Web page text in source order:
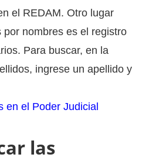
el REDAM. Otro lugar
por nombres es el registro
Para buscar, en la
ingrese un apellido y
en el Poder Judicial
las